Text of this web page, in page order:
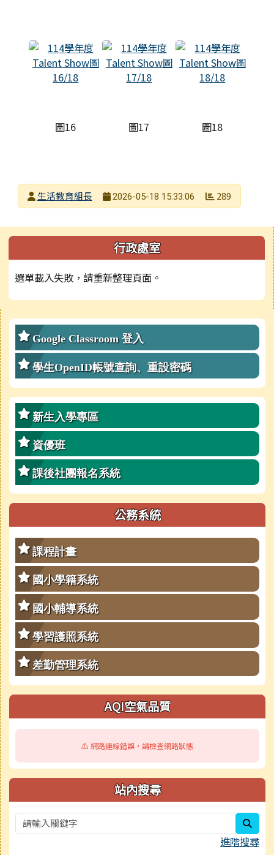
圖16 圖17 圖18
發布者生活教育組長
2026-05-18 15:33:06 289
左邊區域內容 行政處室
選單載入失敗，請重新整理頁面。
右邊區域內容
Google Classroom 登入
學生OpenID帳號查詢、重設密碼
新生入學專區
資優班
課後社團報名系統
公務系統
課程計畫
國小學籍系統
國小輔導系統
學習護照系統
差勤管理系統
AQI空氣品質
⚠️ 網路連線錯誤，請檢查網路狀態
站內搜尋
進階搜尋